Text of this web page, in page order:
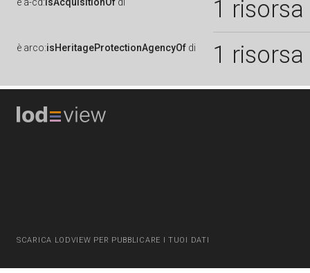
1 risorsa
è arco:isHeritageProtectionAgencyOf di 1 risorsa
SCARICA LODVIEW PER PUBBLICARE I TUOI DATI